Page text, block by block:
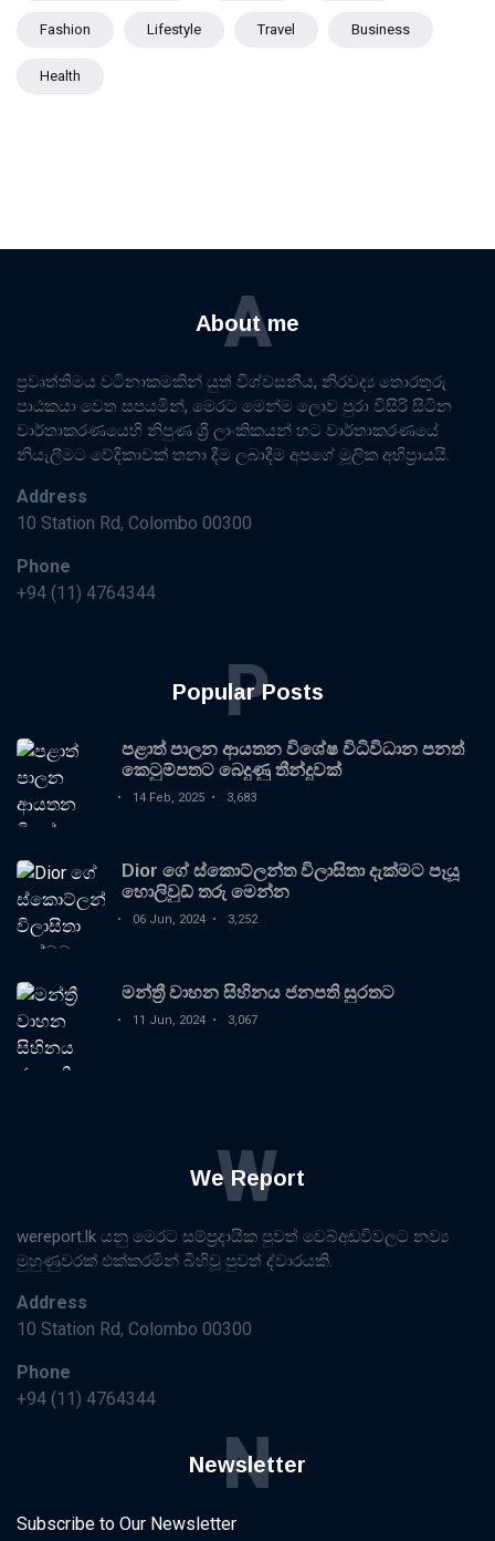
Fashion Lifestyle Travel Business
Health
About me
A
ප්‍රවෘත්තිමය වටිනාකමකින් යුත් විශ්වසනීය, නිරවද්‍ය තොරතුරු
පාඨකයා වෙත සපයමින්, මෙරට මෙන්ම ලොව පුරා විසිරි සිටින
වාර්තාකරණයෙහි නිපුණ ශ්‍රී ලාංකිකයන් හට වාර්තාකරණයේ
නියැලීමට වේදිකාවක් තනා දීම ලබාදීම අපගේ මූලික අභිප්‍රායයි.
Address
10 Station Rd, Colombo 00300
Phone
+94 (11) 4764344
Popular Posts
P
පළාත් පාලන ආයතන විශේෂ විධිවිධාන පනත්
කෙටුම්පතට බෙදුණු තීන්දුවක්
14 Feb, 2025 3,683
Dior ගේ ස්කොට්ලන්ත විලාසිතා දැක්මට පෑයූ
හොලිවුඩ් තරු මෙන්න
06 Jun, 2024 3,252
මන්ත්‍රී වාහන සිහිනය ජනපති සුරතට
11 Jun, 2024 3,067
We Report
W
wereport.lk යනු මෙරට සම්ප්‍රදායික පුවත් වෙබ්අඩවිවලට නව්‍ය
මුහුණුවරක් එක්කරමින් බිහිවූ පුවත් ද්වාරයකි.
Address
10 Station Rd, Colombo 00300
Phone
+94 (11) 4764344
Newsletter
N
Subscribe to Our Newsletter